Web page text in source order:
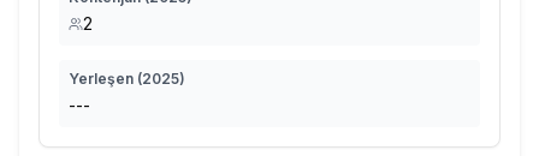
2
Yerleşen (2025)
---